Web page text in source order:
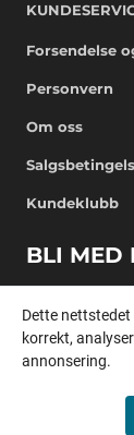
Forsendelse
Personvern
Om oss
Kundeklubb
BLI MED
E-post
REGISTRER
Dette
korrekt,
annonsering.